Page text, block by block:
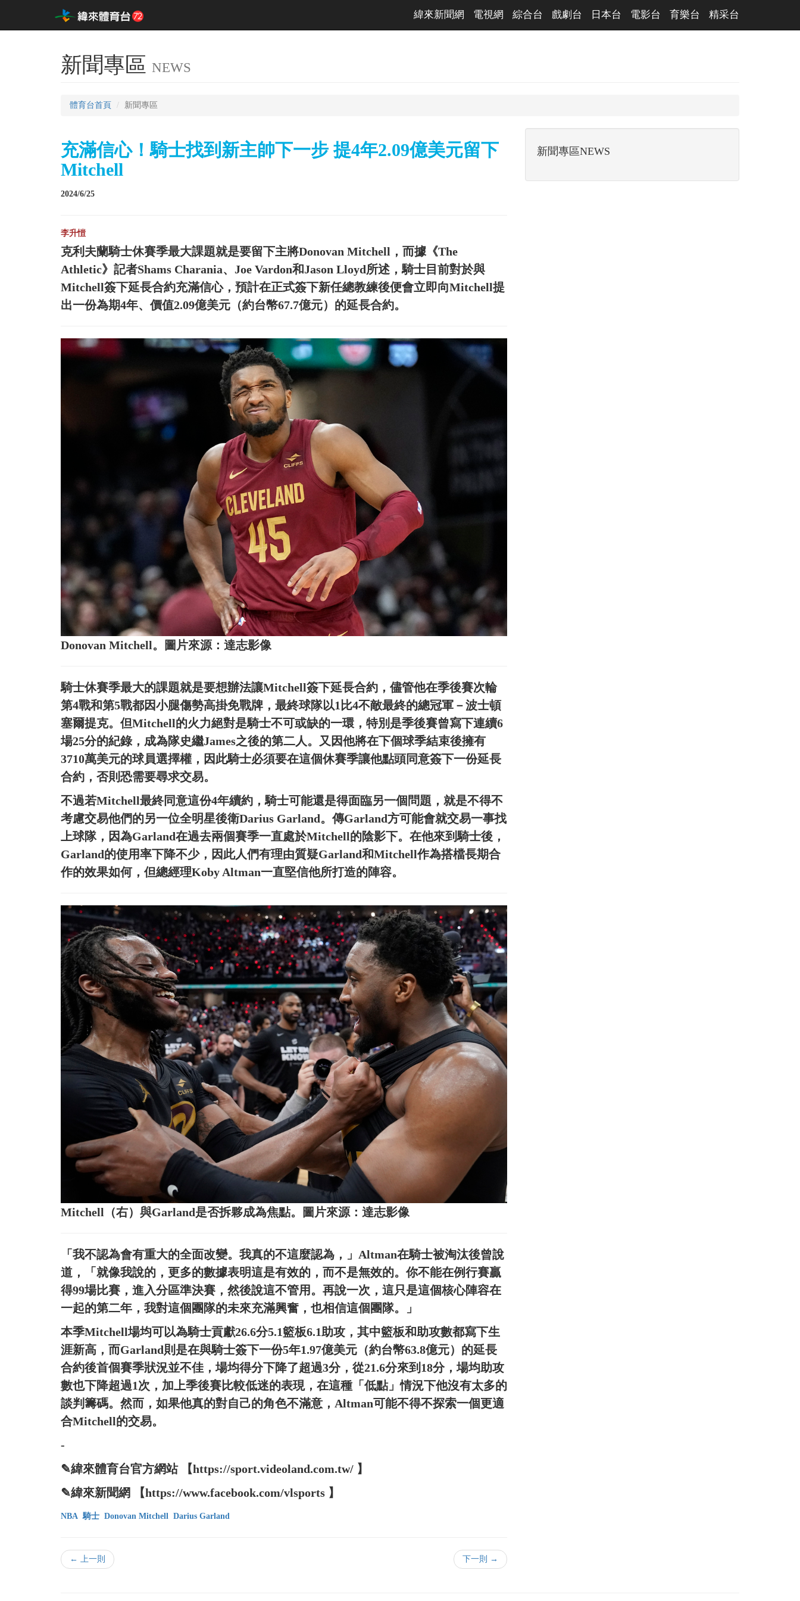
緯來新聞網 電視網 綜合台 戲劇台 日本台 電影台 育樂台 精采台
新聞專區 NEWS
體育台首頁 新聞專區
充滿信心！騎士找到新主帥下一步 提4年2.09億美元留下
Mitchell
2024/6/25
李升愷
克利夫蘭騎士休賽季最大課題就是要留下主將Donovan Mitchell，而據《The
Athletic》記者Shams Charania、Joe Vardon和Jason Lloyd所述，騎士目前對於與
Mitchell簽下延長合約充滿信心，預計在正式簽下新任總教練後便會立即向Mitchell提
出一份為期4年、價值2.09億美元（約台幣67.7億元）的延長合約。
Donovan Mitchell。圖片來源：達志影像
騎士休賽季最大的課題就是要想辦法讓Mitchell簽下延長合約，儘管他在季後賽次輪
第4戰和第5戰都因小腿傷勢高掛免戰牌，最終球隊以1比4不敵最終的總冠軍－波士頓
塞爾提克。但Mitchell的火力絕對是騎士不可或缺的一環，特別是季後賽曾寫下連續6
場25分的紀錄，成為隊史繼James之後的第二人。又因他將在下個球季結束後擁有
3710萬美元的球員選擇權，因此騎士必須要在這個休賽季讓他點頭同意簽下一份延長
合約，否則恐需要尋求交易。
不過若Mitchell最終同意這份4年續約，騎士可能還是得面臨另一個問題，就是不得不
考慮交易他們的另一位全明星後衛Darius Garland。傳Garland方可能會就交易一事找
上球隊，因為Garland在過去兩個賽季一直處於Mitchell的陰影下。在他來到騎士後，
Garland的使用率下降不少，因此人們有理由質疑Garland和Mitchell作為搭檔長期合
作的效果如何，但總經理Koby Altman一直堅信他所打造的陣容。
Mitchell（右）與Garland是否拆夥成為焦點。圖片來源：達志影像
「我不認為會有重大的全面改變。我真的不這麼認為，」Altman在騎士被淘汰後曾說
道，「就像我說的，更多的數據表明這是有效的，而不是無效的。你不能在例行賽贏
得99場比賽，進入分區準決賽，然後說這不管用。再說一次，這只是這個核心陣容在
一起的第二年，我對這個團隊的未來充滿興奮，也相信這個團隊。」
本季Mitchell場均可以為騎士貢獻26.6分5.1籃板6.1助攻，其中籃板和助攻數都寫下生
涯新高，而Garland則是在與騎士簽下一份5年1.97億美元（約台幣63.8億元）的延長
合約後首個賽季狀況並不佳，場均得分下降了超過3分，從21.6分來到18分，場均助攻
數也下降超過1次，加上季後賽比較低迷的表現，在這種「低點」情況下他沒有太多的
談判籌碼。然而，如果他真的對自己的角色不滿意，Altman可能不得不探索一個更適
合Mitchell的交易。
-
✎緯來體育台官方網站 【https://sport.videoland.com.tw/ 】
✎緯來新聞網 【https://www.facebook.com/vlsports 】
NBA 騎士 Donovan Mitchell Darius Garland
← 上一則 下一則 →
新聞專區NEWS